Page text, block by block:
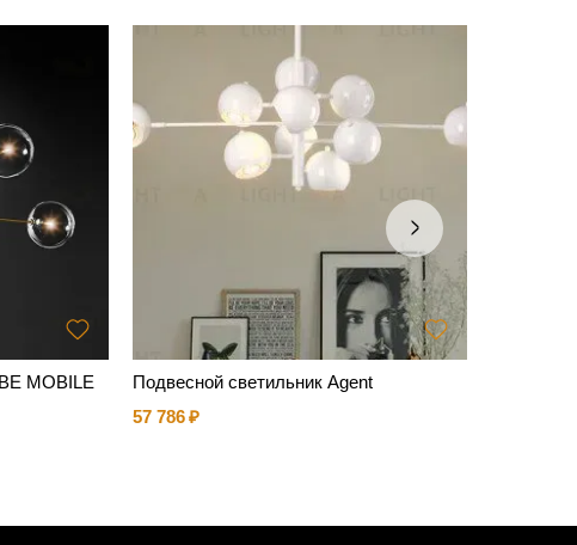
MOBILE
Подвесной светильник Agent
57 786